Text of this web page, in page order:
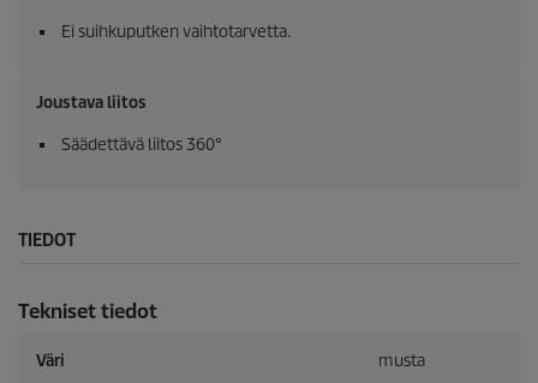
Ei suihkuputken vaihtotarvetta.
Joustava liitos
Säädettävä liitos 360°
TIEDOT
Tekniset tiedot
Väri musta